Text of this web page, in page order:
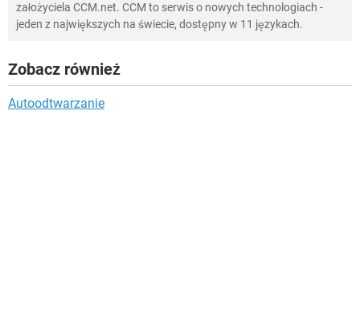
założyciela CCM.net. CCM to serwis o nowych technologiach -
jeden z największych na świecie, dostępny w 11 językach.
Zobacz również
Autoodtwarzanie